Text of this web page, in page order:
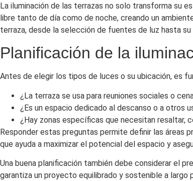
La iluminación de las terrazas no solo transforma su
libre tanto de día como de noche, creando un
terraza, desde la selección de fuentes de luz hasta su
Planificación de la
Antes de elegir los tipos de luces o su ubicación, es
¿La terraza se usa para reuniones sociales o
¿Es un espacio dedicado al descanso o a otros
¿Hay zonas específicas que necesitan resaltar,
Responder estas preguntas permite definir las áreas
que ayuda a maximizar el potencial del espacio y
Una buena planificación también debe considerar el
garantiza un proyecto equilibrado y sostenible a largo